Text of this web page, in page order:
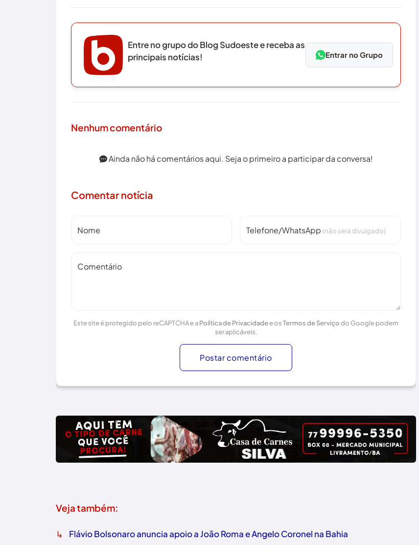
Entre no grupo do Blog Sudoeste e receba as
principais notícias!
Entrar no Grupo
Nenhum comentário
Ainda não há comentários aqui. Seja o primeiro a participar da conversa!
Comentar notícia
Nome Telefone/WhatsApp (não será divulgado)
Comentário
Este site é protegido pelo reCAPTCHA e aPolítica de Privacidadee osTermos de Serviçodo Google podem
ser aplicáveis.
Postar comentário
Veja também:
↳ Flávio Bolsonaro anuncia apoio a João Roma e Angelo Coronel na Bahia